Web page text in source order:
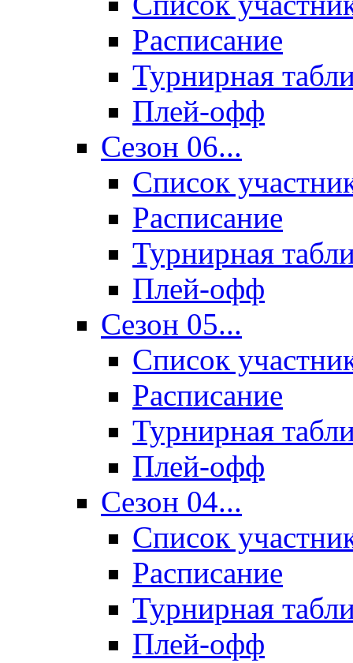
Расписание
Турнирная
Плей-офф
Сезон 06...
Список
Расписание
Турнирная
Плей-офф
Сезон 05...
Список
Расписание
Турнирная
Плей-офф
Сезон 04...
Список
Расписание
Турнирная
Плей-офф